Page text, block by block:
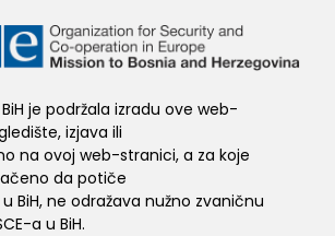
je podržala izradu ove web-
izjava ili
na ovoj web-stranici, a za koje
da potiče
u BiH, ne odražava nužno zvaničnu
a u BiH.